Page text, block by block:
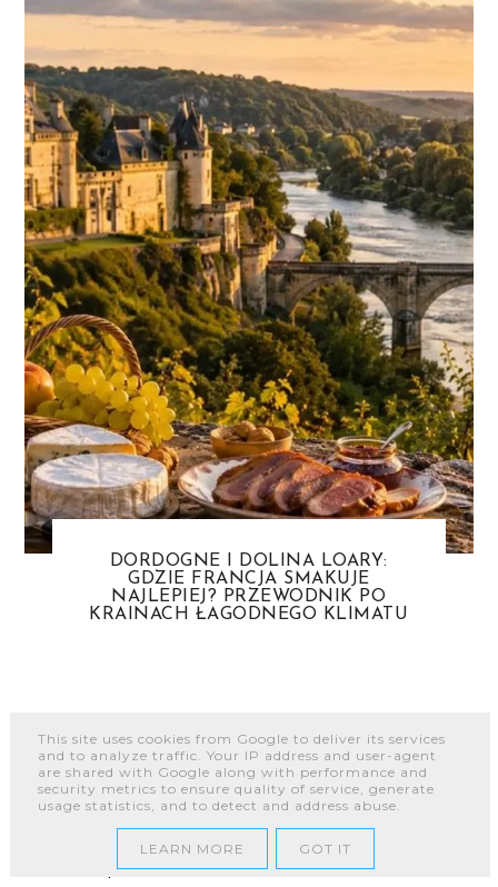
DORDOGNE I DOLINA LOARY:
GDZIE FRANCJA SMAKUJE
NAJLEPIEJ? PRZEWODNIK PO
KRAINACH ŁAGODNEGO KLIMATU
ANNA 31 PAŹDZIERNIKA 2024 10:13
Ciasto wygląda pysznie! Idealne do kawy.
Odpowiedz
This site uses cookies from Google to deliver its services
and to analyze traffic. Your IP address and user-agent
are shared with Google along with performance and
security metrics to ensure quality of service, generate
usage statistics, and to detect and address abuse.
LEARN MORE GOT IT